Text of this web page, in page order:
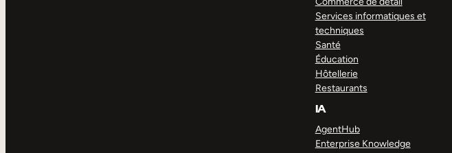
Services informatiques et
techniques
Santé
Éducation
Hôtellerie
Restaurants
IA
AgentHub
Enterprise Knowledge